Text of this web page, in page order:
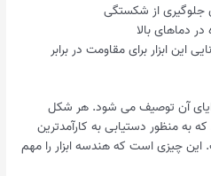
جلوگیری از شکستگی
دماهای بالا
این ابزار برای مقاومت در برابر
آن توصیف می شود. هر شکل
به منظور دستیابی به کارآمدترین
این چیزی است که هندسه ابزار را مهم